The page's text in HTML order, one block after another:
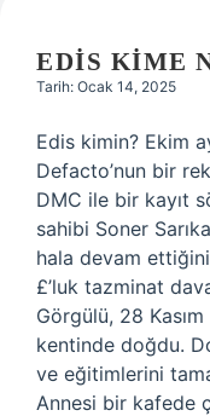
EDIS KIME
Tarih: Ocak 14, 2025
Edis kimin? Ekim
Defacto’nun bir
DMC ile bir kayıt
sahibi Soner
hala devam
£’luk tazminat
Görgülü, 28
kentinde doğdu.
ve eğitimlerini
Annesi bir kafede